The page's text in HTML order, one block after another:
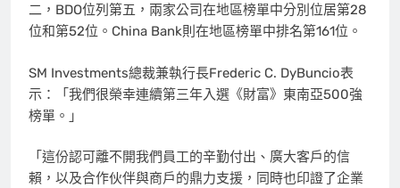
二，BDO位列第五，兩家公司在地區榜單中分別位居第28
位和第52位。China Bank則在地區榜單中排名第161位。
SM Investments總裁兼執行長Frederic C. DyBuncio表
示：「我們很榮幸連續第三年入選《財富》東南亞500強
榜單。」
「這份認可離不開我們員工的辛勤付出、廣大客戶的信
賴，以及合作伙伴與商戶的鼎力支援，同時也印證了企業